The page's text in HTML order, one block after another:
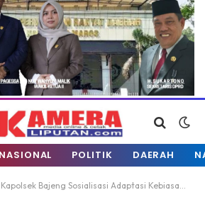
NASIONAL POLITIK DAERAH
Bajeng Sosialisasi Adaptasi Kebiasaan Baru